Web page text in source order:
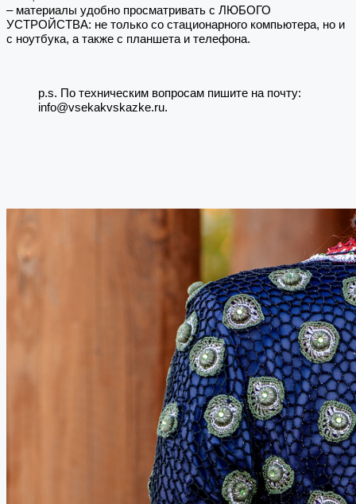
– материалы удобно просматривать с ЛЮБОГО
УСТРОЙСТВА: не только со стационарного компьютера, но и
с ноутбука, а также с планшета и телефона.
p.s. По техническим вопросам пишите на почту:
info@vsekakvskazke.ru.